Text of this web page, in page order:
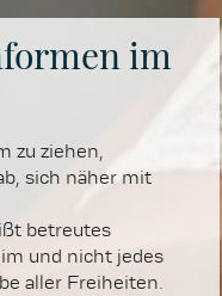
im
zu ziehen,
sich näher mit
betreutes
und nicht jedes
aller Freiheiten.